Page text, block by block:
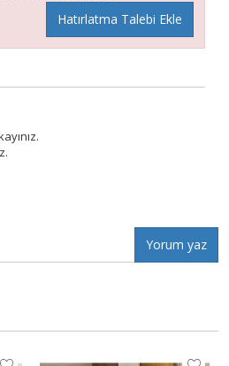
Hatırlatma Talebi Ekle
Yorum yaz